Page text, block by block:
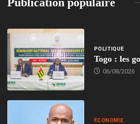
POLITIQUE
Togo : les
06/08/2026
ECONOMIE